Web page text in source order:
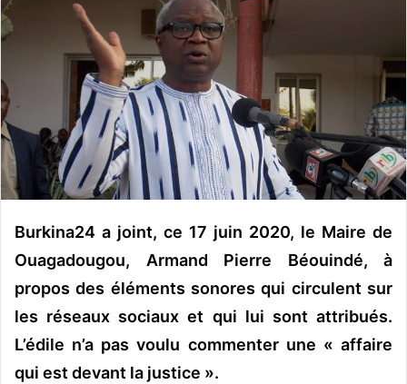
e
r
u
n
c
o
u
r
i
e
Burkina24 a joint, ce 17 juin 2020, le Maire de
Ouagadougou, Armand Pierre Béouindé, à
propos des éléments sonores qui circulent sur
les réseaux sociaux et qui lui sont attribués.
L’édile n’a pas voulu commenter une « affaire
qui est devant la justice ».